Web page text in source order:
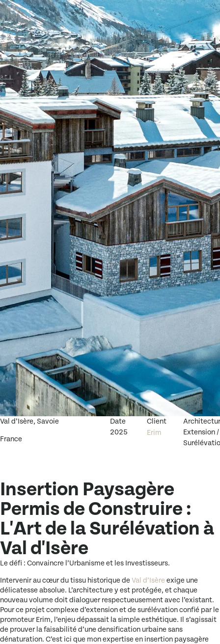
Val d’Isère, Savoie
France
Date
2025
Client
Erim
Extension /
Insertion Paysagère
Permis de Construire :
L'Art de la Surélévation à
Val d'Isère
Le défi : Convaincre l’Urbanisme et les Investisseurs.
Intervenir au cœur du tissu historique deVal d’Isère exige une
délicatesse absolue. L’architecture y est protégée, et chaque
nouveau volume doit dialoguer respectueusement avec l’existant.
Pour ce projet complexe d’extension et de surélévation confié par le
promoteurErim, l’enjeu dépassait la simple esthétique. Il s’agissait
de prouver la faisabilité d’une densification urbaine sans
dénaturation. C’est ici que mon expertise en insertion paysagère